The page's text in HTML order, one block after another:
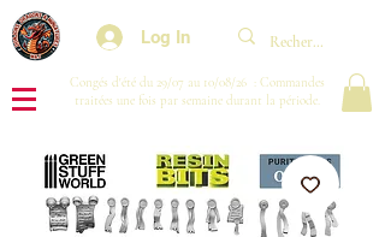
Log In
Congés d'été du 29/07 au 10/08/26 : Commandes
traitées une fois par semaine durant la période.